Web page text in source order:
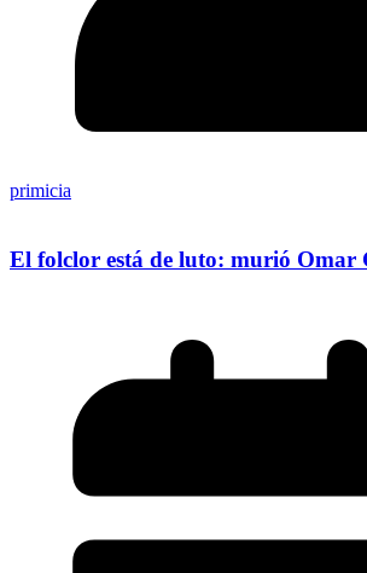
primicia
El folclor está de luto: murió Omar